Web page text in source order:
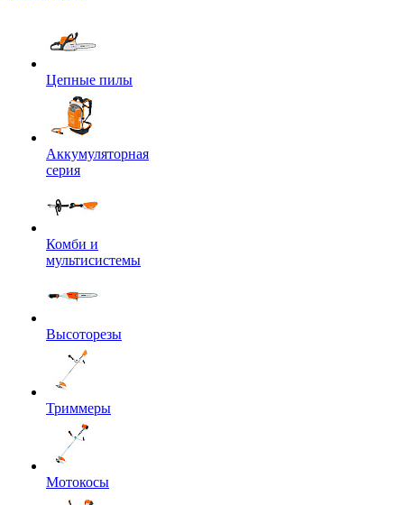
Цепные пилы
Аккумуляторная
серия
Комби и
мультисистемы
Высоторезы
Триммеры
Мотокосы